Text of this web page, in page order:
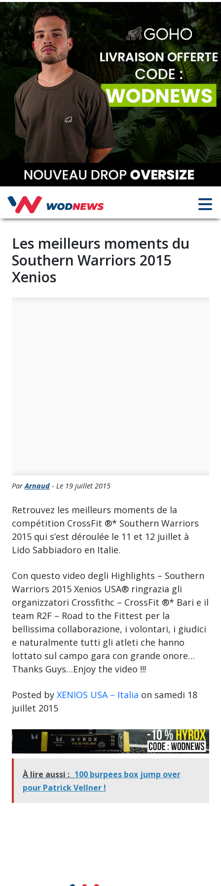
Les meilleurs moments du
Southern Warriors 2015
Xenios
ParArnaud - Le 19 juillet 2015
Retrouvez les meilleurs moments de la
compétition CrossFit ®* Southern Warriors
2015 qui s’est déroulée le 11 et 12 juillet à
Lido Sabbiadoro en Italie.
Con questo video degli Highlights – Southern
Warriors 2015 Xenios USA® ringrazia gli
organizzatori Crossfithc – CrossFit ®* Bari e il
team R2F – Road to the Fittest per la
bellissima collaborazione, i volontari, i giudici
e naturalmente tutti gli atleti che hanno
lottato sul campo gara con grande onore…
Thanks Guys…Enjoy the video !!!
Posted by XENIOS USA – Italia on samedi 18
juillet 2015
À lire aussi : 100 burpees box jump over
pour Patrick Vellner !